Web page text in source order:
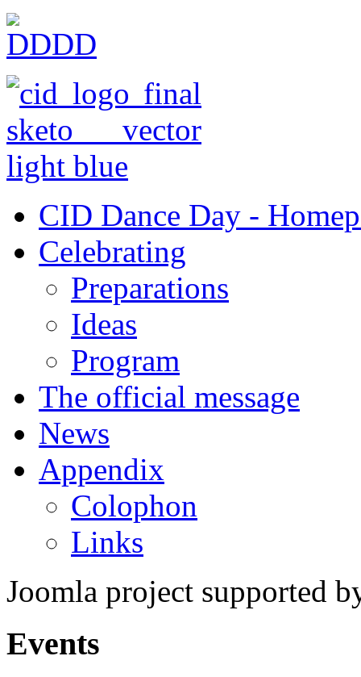
CID Dance Day -
Celebrating
Preparations
Ideas
Program
The official message
News
Appendix
Colophon
Links
Joomla project supported
Events